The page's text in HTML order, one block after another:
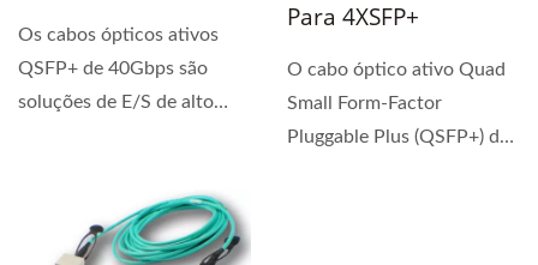
Os cabos ópticos ativos
QSFP+ de 40Gbps são
soluções de E/S de alto
Para 4XSFP+
O cabo óptico ativo Quad
Small Form-Factor
Pluggable Plus (QSFP+) da